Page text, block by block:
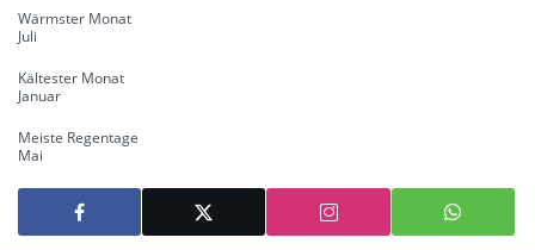
Wärmster Monat
Juli
Kältester Monat
Januar
Meiste Regentage
Mai